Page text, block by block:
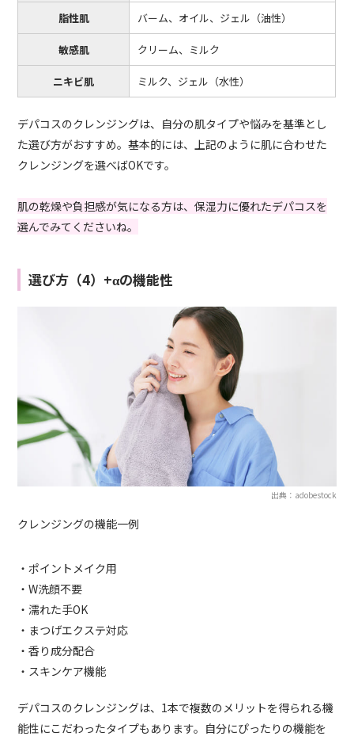
脂性肌 バーム、オイル、ジェル（油性）
敏感肌 クリーム、ミルク
ニキビ肌 ミルク、ジェル（水性）
デパコスのクレンジングは、自分の肌タイプや悩みを基準とし
た選び方がおすすめ。基本的には、上記のように肌に合わせた
クレンジングを選べばOKです。
肌の乾燥や負担感が気になる方は、保湿力に優れたデパコスを
選んでみてくださいね。
選び方（4）+αの機能性
出典：adobestock
クレンジングの機能一例
・ポイントメイク用
・W洗顔不要
・濡れた手OK
・まつげエクステ対応
・香り成分配合
・スキンケア機能
デパコスのクレンジングは、1本で複数のメリットを得られる機
能性にこだわったタイプもあります。自分にぴったりの機能を